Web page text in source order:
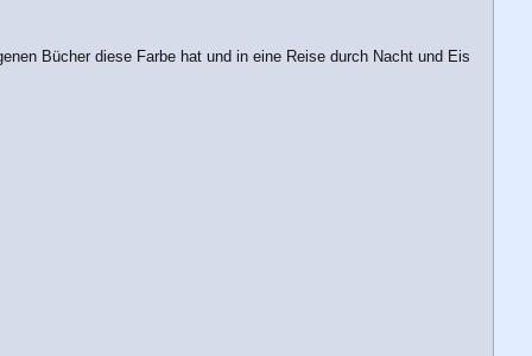
Bücher diese Farbe hat und in eine Reise durch Nacht und Eis